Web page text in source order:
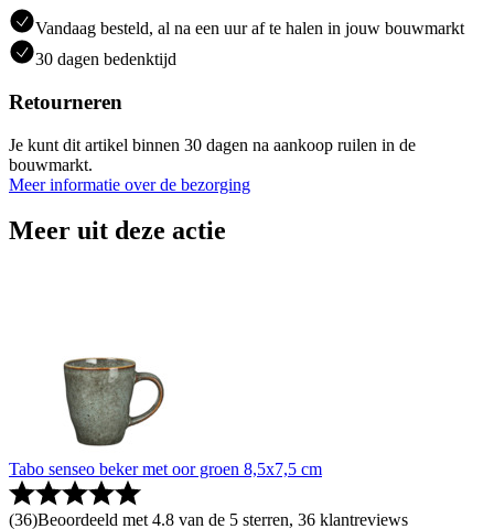
Vandaag besteld, al na een uur af te halen in jouw bouwmarkt
30 dagen bedenktijd
Retourneren
Je kunt dit artikel binnen 30 dagen na aankoop ruilen in de
bouwmarkt.
Meer informatie over de bezorging
Meer uit deze actie
Tabo senseo beker met oor groen 8,5x7,5 cm
(36)Beoordeeld met 4.8 van de 5 sterren, 36 klantreviews